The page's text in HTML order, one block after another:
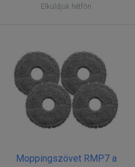
Elküldjük hétfőn
Moppingszövet RMP7 a